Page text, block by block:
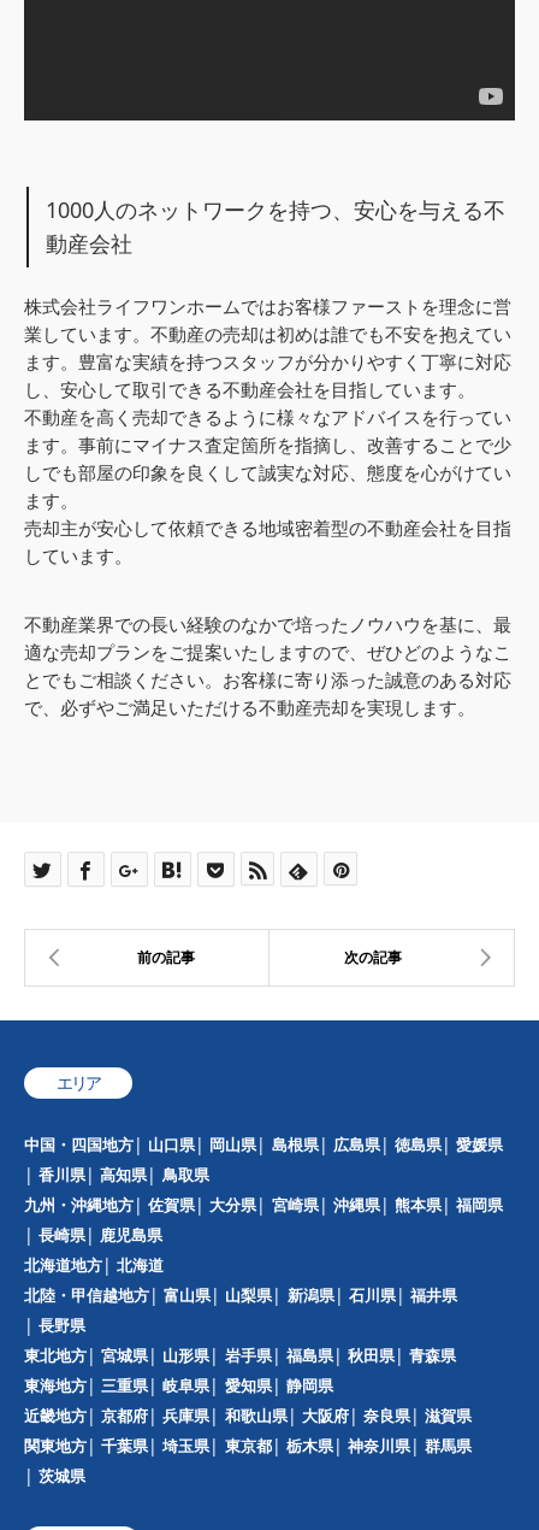
1000人のネットワークを持つ、安心を与える不
動産会社
株式会社ライフワンホームではお客様ファーストを理念に営
業しています。不動産の売却は初めは誰でも不安を抱えてい
ます。豊富な実績を持つスタッフが分かりやすく丁寧に対応
し、安心して取引できる不動産会社を目指しています。
不動産を高く売却できるように様々なアドバイスを行ってい
ます。事前にマイナス査定箇所を指摘し、改善することで少
しでも部屋の印象を良くして誠実な対応、態度を心がけてい
ます。
売却主が安心して依頼できる地域密着型の不動産会社を目指
しています。
不動産業界での長い経験のなかで培ったノウハウを基に、最
適な売却プランをご提案いたしますので、ぜひどのようなこ
とでもご相談ください。お客様に寄り添った誠意のある対応
で、必ずやご満足いただける不動産売却を実現します。
エリア
中国・四国地方 山口県 岡山県 島根県 広島県 徳島県
愛媛県
香川県
高知県
鳥取県
九州・沖縄地方
佐賀県 大分県 宮崎県 沖縄県 熊本県
福岡県
長崎県
鹿児島県
北海道地方
北海道
北陸・甲信越地方
富山県 山梨県 新潟県 石川県
福井県
長野県
東北地方
宮城県 山形県 岩手県 福島県 秋田県
青森県
東海地方
三重県 岐阜県 愛知県
静岡県
近畿地方
京都府 兵庫県 和歌山県 大阪府 奈良県
滋賀県
関東地方
千葉県 埼玉県 東京都 栃木県 神奈川県
群馬県
茨城県